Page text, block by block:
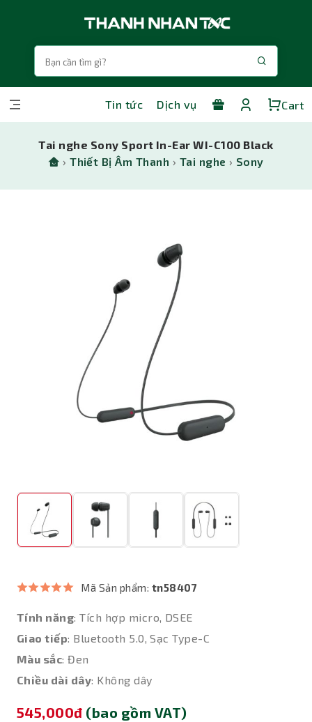
Tin tức Dịch vụ Cart
Tai nghe Sony Sport In-Ear WI-C100 Black
›Thiết Bị Âm Thanh › Tai nghe › Sony
Mã Sản phẩm: tn58407
Tính năng: Tích hợp micro, DSEE
Giao tiếp: Bluetooth 5.0, Sạc Type-C
Màu sắc: Đen
Chiều dài dây: Không dây
545,000đ (bao gồm VAT)